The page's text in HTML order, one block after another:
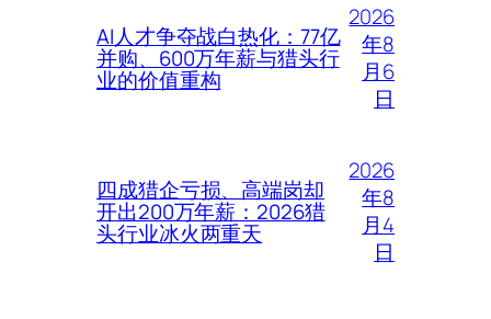
AI人才争夺战白热化：77亿
并购、600万年薪与猎头行
业的价值重构
2026
年8
月6
日
四成猎企亏损、高端岗却
开出200万年薪：2026猎
头行业冰火两重天
2026
年8
月4
日